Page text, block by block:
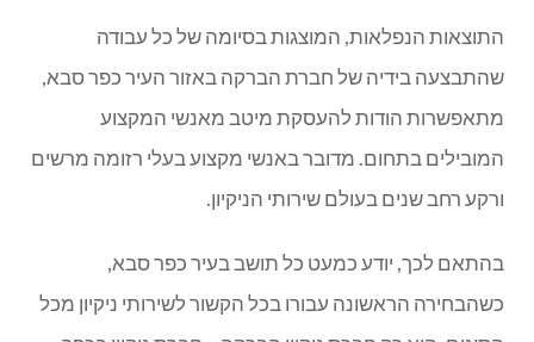
התוצאות הנפלאות, המוצגות בסיומה של כל עבודה
שהתבצעה בידיה של חברת הברקה באזור העיר כפר סבא,
מתאפשרות הודות להעסקת מיטב מאנשי המקצוע
המובילים בתחום. מדובר באנשי מקצוע בעלי רזומה מרשים
ורקע רחב שנים בעולם שירותי הניקיון.
בהתאם לכך, יודע כמעט כל תושב בעיר כפר סבא,
כשהבחירה הראשונה עבורו בכל הקשור לשירותי ניקיון מכל